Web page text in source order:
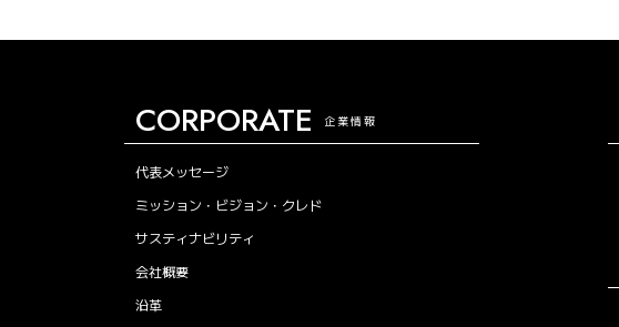
CORPORATE 企業情報
代表メッセージ
ミッション・ビジョン・クレド
サスティナビリティ
会社概要
沿革